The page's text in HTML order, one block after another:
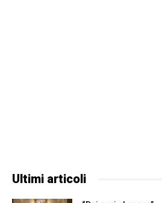
Ultimi articoli